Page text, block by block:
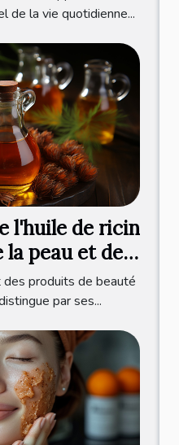
de la vie quotidienne...
l'huile de ricin
la peau et des
produits de beauté
par ses...